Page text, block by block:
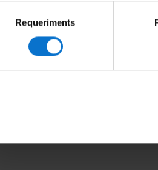
RequerimentsLa UB acull les proves
universitat
18 June, 2021